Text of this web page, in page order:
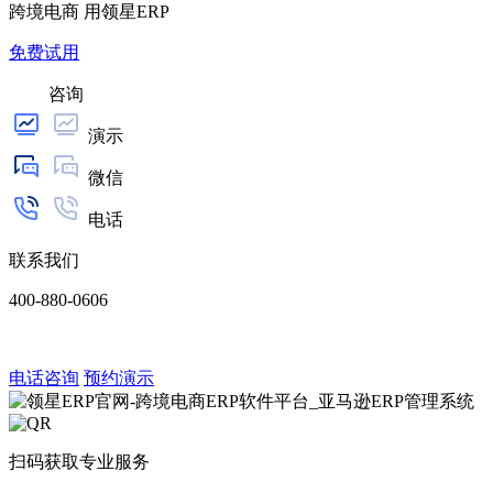
跨境电商 用领星ERP
免费试用
咨询
演示
微信
电话
联系我们
400-880-0606
电话咨询 预约演示
扫码获取专业服务